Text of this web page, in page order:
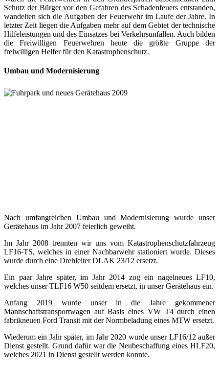
Schutz der Bürger vor den Gefahren des Schadenfeuers entstanden,
wandelten sich die Aufgaben der Feuerwehr im Laufe der Jahre. In
letzter Zeit liegen die Aufgaben mehr auf dem Gebiet der technische
Hilfeleistungen und des Einsatzes bei Verkehrsunfällen. Auch bilden
die Freiwilligen Feuerwehren heute die größte Gruppe der
freiwilligen Helfer für den Katastrophenschutz.
Umbau und Modernisierung
Nach umfangreichen Umbau und Modernisierung wurde unser
Gerätehaus im Jahr 2007 feierlich geweiht.
Im Jahr 2008 trennten wir uns vom Katastrophenschutzfahrzeug
LF16-TS, welches in einer Nachbarwehr stationiert wurde. Dieses
wurde durch eine Drehleiter DLAK 23/12 ersetzt.
Ein paar Jahre später, im Jahr 2014 zog ein nagelneues LF10,
welches unser TLF16 W50 seitdem ersetzt, in unser Gerätehaus ein.
Anfang 2019 wurde unser in die Jahre gekommener
Mannschaftstransportwagen auf Basis eines VW T4 durch einen
fabrikneuen Ford Transit mit der Normbeladung eines MTW ersetzt.
Wiederum ein Jahr später, im Jahr 2020 wurde unser LF16/12 außer
Dienst gestellt. Grund dafür war die Neubeschaffung eines HLF20,
welches 2021 in Dienst gestellt werden konnte.